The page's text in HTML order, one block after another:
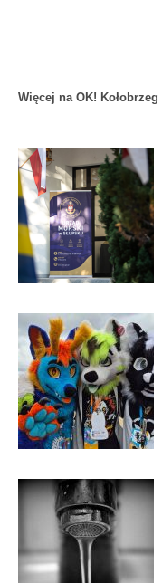
Więcej na OK! Kołobrzeg